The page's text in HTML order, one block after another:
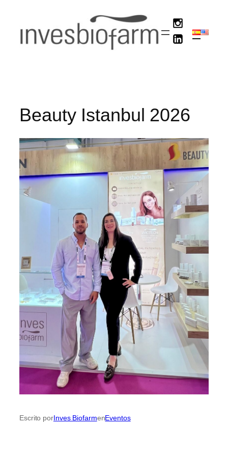
contenido
Beauty Istanbul 2026
Escrito porInves BiofarmenEventos